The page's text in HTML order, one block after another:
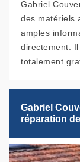
Gabriel
des matériels
amples
directement.
totalement
Gabriel
réparation